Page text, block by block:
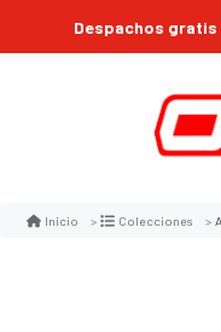
Despachos
Inicio Colecciones